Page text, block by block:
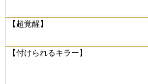
【超覚醒】
【付けられるキラー】